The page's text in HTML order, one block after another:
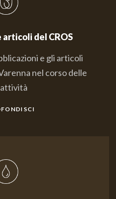
articoli del CROS
e gli articoli
nel corso delle